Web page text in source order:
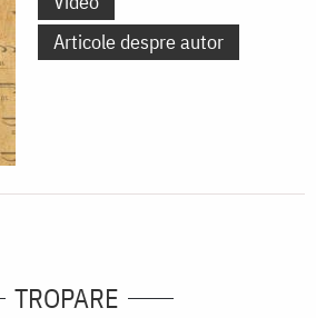
Articole despre autor
TROPARE